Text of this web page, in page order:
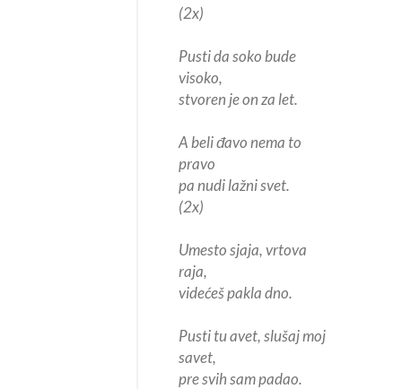
(2x)
Pusti da soko bude
visoko,
stvoren je on za let.
A beli đavo nema to
pravo
pa nudi lažni svet.
(2x)
Umesto sjaja, vrtova
raja,
videćeš pakla dno.
Pusti tu avet, slušaj moj
savet,
pre svih sam padao.